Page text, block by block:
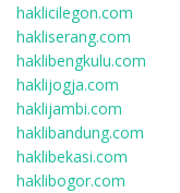
haklicilegon.com
hakliserang.com
haklibengkulu.com
haklijogja.com
haklijambi.com
haklibandung.com
haklibekasi.com
haklibogor.com